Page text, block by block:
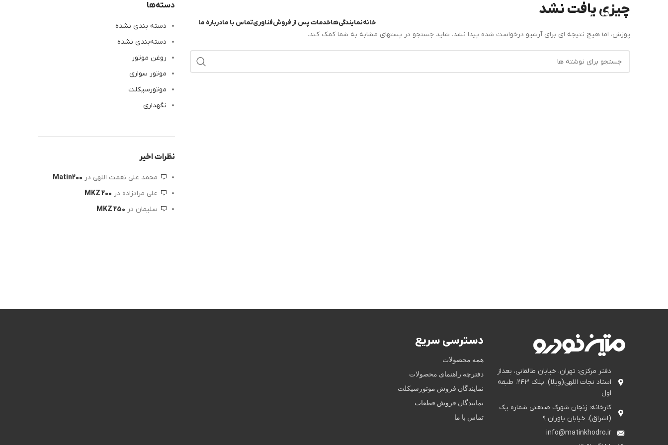
خانهنمایندگی‌هاخدمات پس از فروشفناوریتماس با مادرباره ما
چیزی یافت نشد
پوزش، اما هیچ نتیجه ای برای آرشیو درخواست شده پیدا نشد. شاید جستجو در پستهای مشابه به شما کمک کند.
دسته‌ها
دسته بندی نشده
دسته‌بندی نشده
روغن موتور
موتور سواری
موتورسیکلت
نگهداری
نظرات اخیر
محمد علی نعمت اللهی در Matin200
علی مرادزاده در MKZ 200
سلیمان در MKZ 250
دفتر مرکزی: تهران، خیابان طالقانی، بعداز
استاد نجات اللهی(ویلا)، پلاک ۲۴۳، طبقه
اول
کارخانه: زنجان شهرک صنعتی شماره یک
(اشراق)، خیابان یاوران ۹
info@matinkhodro.ir
دسترسی سریع
همه محصولات
دفترچه راهنمای محصولات
نمایندگان فروش موتورسیکلت
نمایندگان فروش قطعات
تماس با ما